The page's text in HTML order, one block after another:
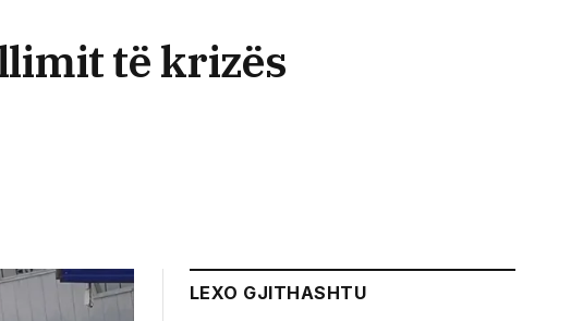
të krizës
LEXO GJITHASHTU